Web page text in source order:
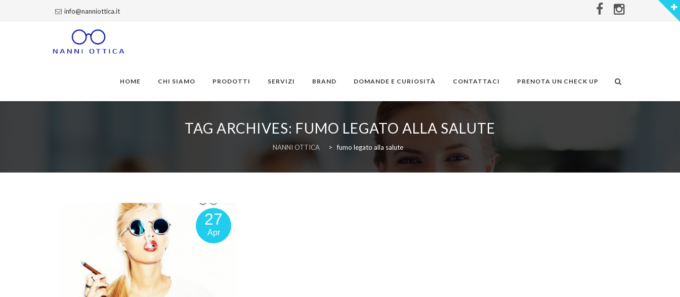
info@nanniottica.it
content
HOME CHI SIAMO PRODOTTI SERVIZI BRAND DOMANDE E CURIOSITÀ CONTATTACI PRENOTA UN CHECK UP
TAG ARCHIVES: FUMO LEGATO ALLA SALUTE
NANNI OTTICA > fumo legato alla salute
27
Apr